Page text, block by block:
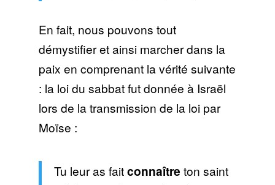
En fait, nous pouvons tout
démystifier et ainsi marcher dans la
paix en comprenant la vérité suivante
: la loi du sabbat fut donnée à Israël
lors de la transmission de la loi par
Moïse :
Tu leur as faitconnaître ton saint